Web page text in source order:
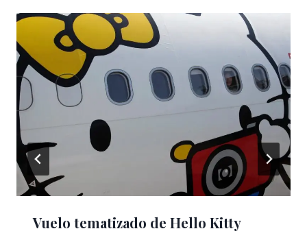
Vuelo tematizado de Hello Kitty